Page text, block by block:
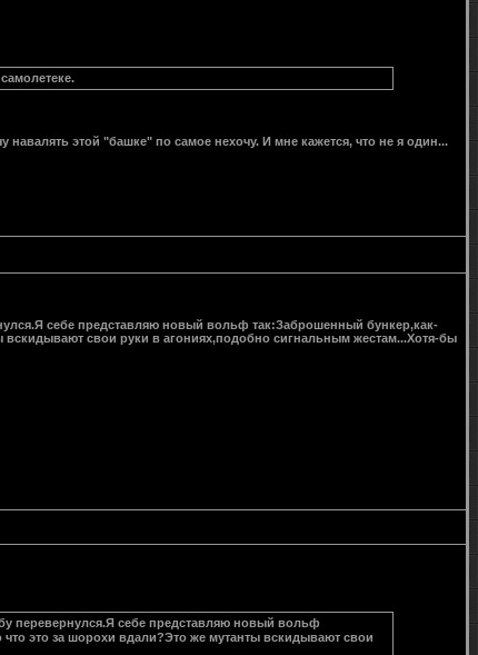
навалять этой "башке" по самое нехочу. И мне кажется, что не я один...
себе представляю новый вольф так:Заброшенный бункер,как-
свои руки в агониях,подобно сигнальным жестам...Хотя-бы
перевернулся.Я себе представляю новый вольф
это за шорохи вдали?Это же мутанты вскидывают свои